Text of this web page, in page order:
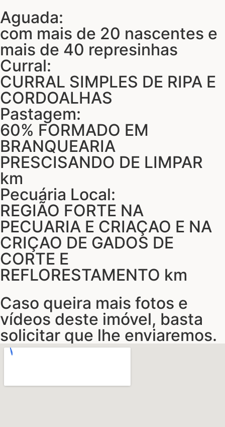
Aguada:
com mais de 20 nascentes e
mais de 40 represinhas
Curral:
CURRAL SIMPLES DE RIPA E
CORDOALHAS
Pastagem:
60% FORMADO EM
BRANQUEARIA
PRESCISANDO DE LIMPAR
km
Pecuária Local:
REGIÃO FORTE NA
PECUARIA E CRIAÇAO E NA
CRIÇAO DE GADOS DE
CORTE E
REFLORESTAMENTO km
Caso queira mais fotos e
vídeos deste imóvel, basta
solicitar que lhe enviaremos.